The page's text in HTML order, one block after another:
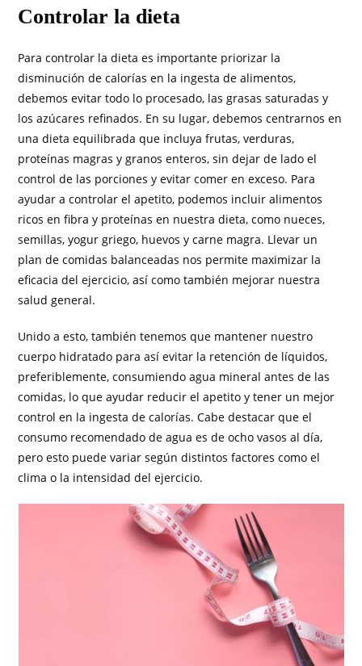
Controlar la dieta
Para controlar la dieta es importante priorizar la
disminución de calorías en la ingesta de alimentos,
debemos evitar todo lo procesado, las grasas saturadas y
los azúcares refinados. En su lugar, debemos centrarnos en
una dieta equilibrada que incluya frutas, verduras,
proteínas magras y granos enteros, sin dejar de lado el
control de las porciones y evitar comer en exceso. Para
ayudar a controlar el apetito, podemos incluir alimentos
ricos en fibra y proteínas en nuestra dieta, como nueces,
semillas, yogur griego, huevos y carne magra. Llevar un
plan de comidas balanceadas nos permite maximizar la
eficacia del ejercicio, así como también mejorar nuestra
salud general.
Unido a esto, también tenemos que mantener nuestro
cuerpo hidratado para así evitar la retención de líquidos,
preferiblemente, consumiendo agua mineral antes de las
comidas, lo que ayudar reducir el apetito y tener un mejor
control en la ingesta de calorías. Cabe destacar que el
consumo recomendado de agua es de ocho vasos al día,
pero esto puede variar según distintos factores como el
clima o la intensidad del ejercicio.